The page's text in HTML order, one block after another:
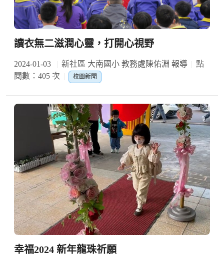
讀衣無二滋潤心靈，打開心視野
2024-01-03 新社區 大南國小 教務處陳佑淵 報導
點
閱數：405 次
校園新聞
幸福2024 新年龍珠祈願